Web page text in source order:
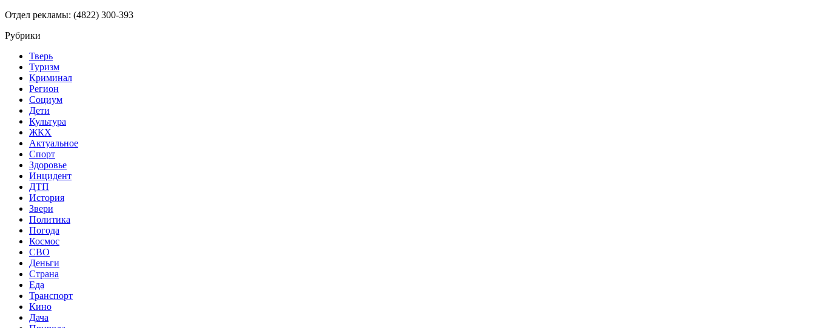
Отдел рекламы: (4822) 300-393
Рубрики
Тверь
Туризм
Криминал
Регион
Социум
Дети
Культура
ЖКХ
Актуальное
Спорт
Здоровье
Инцидент
ДТП
История
Звери
Политика
Погода
Космос
СВО
Деньги
Страна
Еда
Транспорт
Кино
Дача